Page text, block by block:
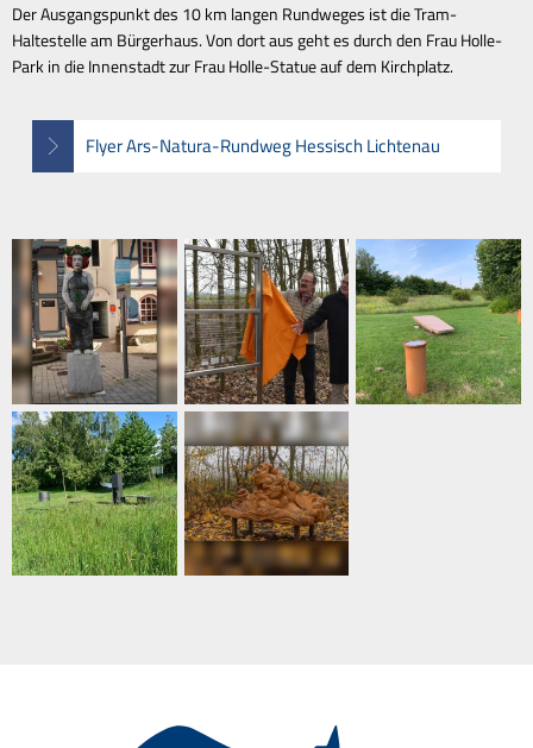
Der Ausgangspunkt des 10 km langen Rundweges ist die Tram-
Haltestelle am Bürgerhaus. Von dort aus geht es durch den Frau Holle-
Park in die Innenstadt zur Frau Holle-Statue auf dem Kirchplatz.
Flyer Ars-Natura-Rundweg Hessisch Lichtenau